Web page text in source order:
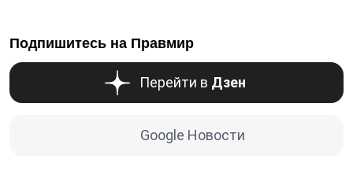
Подпишитесь на Правмир
Перейти в Дзен
Google Новости